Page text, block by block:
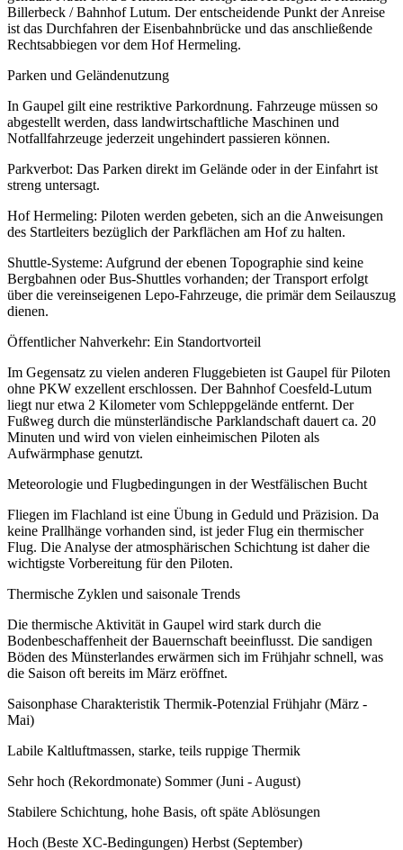
Billerbeck / Bahnhof Lutum. Der entscheidende Punkt der Anreise
ist das Durchfahren der Eisenbahnbrücke und das anschließende
Rechtsabbiegen vor dem Hof Hermeling.
Parken und Geländenutzung
In Gaupel gilt eine restriktive Parkordnung. Fahrzeuge müssen so
abgestellt werden, dass landwirtschaftliche Maschinen und
Notfallfahrzeuge jederzeit ungehindert passieren können.
Parkverbot: Das Parken direkt im Gelände oder in der Einfahrt ist
streng untersagt.
Hof Hermeling: Piloten werden gebeten, sich an die Anweisungen
des Startleiters bezüglich der Parkflächen am Hof zu halten.
Shuttle-Systeme: Aufgrund der ebenen Topographie sind keine
Bergbahnen oder Bus-Shuttles vorhanden; der Transport erfolgt
über die vereinseigenen Lepo-Fahrzeuge, die primär dem Seilauszug
dienen.
Öffentlicher Nahverkehr: Ein Standortvorteil
Im Gegensatz zu vielen anderen Fluggebieten ist Gaupel für Piloten
ohne PKW exzellent erschlossen. Der Bahnhof Coesfeld-Lutum
liegt nur etwa 2 Kilometer vom Schleppgelände entfernt. Der
Fußweg durch die münsterländische Parklandschaft dauert ca. 20
Minuten und wird von vielen einheimischen Piloten als
Aufwärmphase genutzt.
Meteorologie und Flugbedingungen in der Westfälischen Bucht
Fliegen im Flachland ist eine Übung in Geduld und Präzision. Da
keine Prallhänge vorhanden sind, ist jeder Flug ein thermischer
Flug. Die Analyse der atmosphärischen Schichtung ist daher die
wichtigste Vorbereitung für den Piloten.
Thermische Zyklen und saisonale Trends
Die thermische Aktivität in Gaupel wird stark durch die
Bodenbeschaffenheit der Bauernschaft beeinflusst. Die sandigen
Böden des Münsterlandes erwärmen sich im Frühjahr schnell, was
die Saison oft bereits im März eröffnet.
Saisonphase Charakteristik Thermik-Potenzial Frühjahr (März -
Mai)
Labile Kaltluftmassen, starke, teils ruppige Thermik
Sehr hoch (Rekordmonate) Sommer (Juni - August)
Stabilere Schichtung, hohe Basis, oft späte Ablösungen
Hoch (Beste XC-Bedingungen) Herbst (September)